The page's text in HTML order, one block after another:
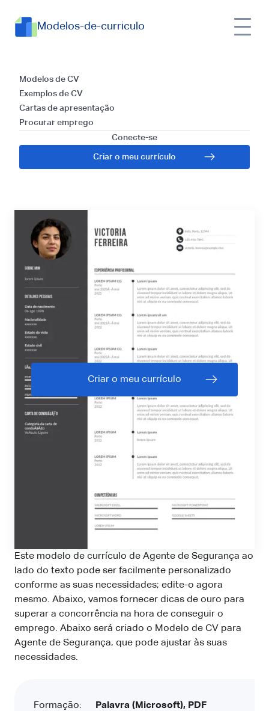
Modelos-de-curriculo
Modelos de CV
Exemplos de CV
Cartas de apresentação
Procurar emprego
Conecte-se
Criar o meu currículo
Currículos para
Agente de
Segurança: Guia e
Dicas para 2026
Criar o meu currículo
Este modelo de currículo de Agente de Segurança ao
lado do texto pode ser facilmente personalizado
conforme as suas necessidades; edite-o agora
mesmo. Abaixo, vamos fornecer dicas de ouro para
superar a concorrência na hora de conseguir o
emprego. Abaixo será criado o Modelo de CV para
Agente de Segurança, que pode ajustar às suas
necessidades.
Formação:
Palavra (Microsoft), PDF